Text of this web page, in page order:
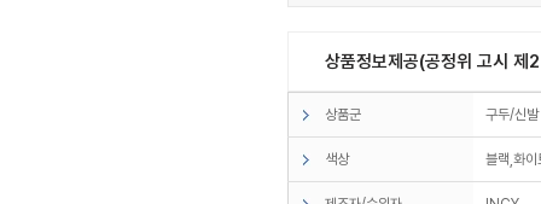
상품정보제공(공정위 고시
상품군 구두/신발
색상 블랙,화이